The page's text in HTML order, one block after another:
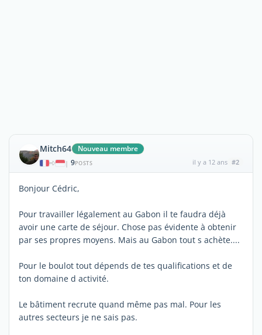
Mitch64 Nouveau membre
| 9POSTS il y a 12 ans #2
Bonjour Cédric,
Pour travailler légalement au Gabon il te faudra déjà
avoir une carte de séjour. Chose pas évidente à obtenir
par ses propres moyens. Mais au Gabon tout s achète....
Pour le boulot tout dépends de tes qualifications et de
ton domaine d activité.
Le bâtiment recrute quand même pas mal. Pour les
autres secteurs je ne sais pas.